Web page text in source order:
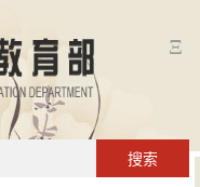
Ξ
搜索